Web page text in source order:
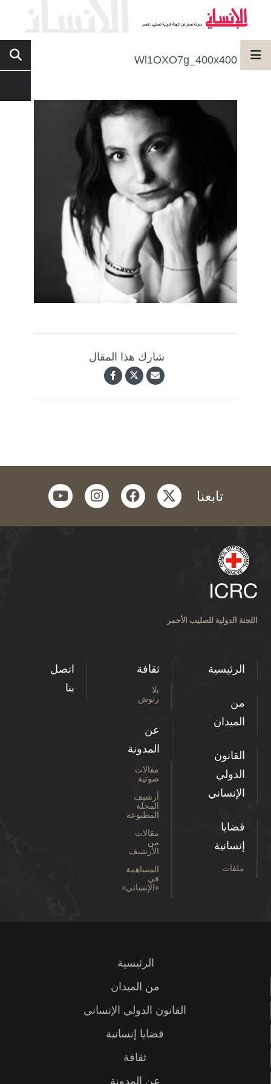
Wl1OXO7g_400x400
شارك هذا المقال
تابعنا twitter
facebook
instagram
youtube
اللجنة الدولية للصليب الأحمر
الرئيسية
من
الميدان
القانون
الدولي
الإنساني
قضايا
إنسانية
ملفات
ثقافة
بلا
رتوش
عن
المدونة
مقالات
صوتية
أرشيف
المجلة
المطبوعة
مقالات
من
الأرشيف
المساهمة
في
«الإنساني»
اتصل
بنا
الرئيسية
من الميدان
القانون الدولي الإنساني
قضايا إنسانية
ثقافة
عن المدونة